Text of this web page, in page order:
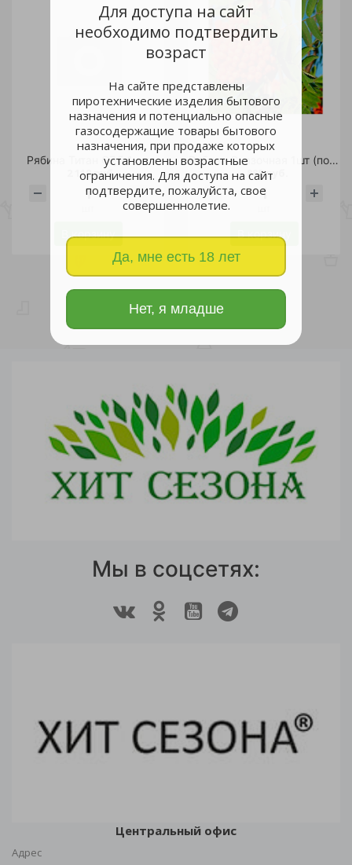
Для доступа на сайт
необходимо подтвердить
возраст
На сайте представлены
пиротехнические изделия бытового
назначения и потенциально опасные
газосодержащие товары бытового
назначения, при продаже которых
установлены возрастные
ограничения. Для доступа на сайт
подтвердите, пожалуйста, свое
совершеннолетие.
Да, мне есть 18 лет
Нет, я младше
Рябина Титан С7,5 1 шт
2 118 руб.
В корзину
Рябина Сказочная 1шт (подвой рябина обыкновенная) (в сетке)
888 руб.
В корзину
Мы в соцсетях:
Центральный офис
Адрес